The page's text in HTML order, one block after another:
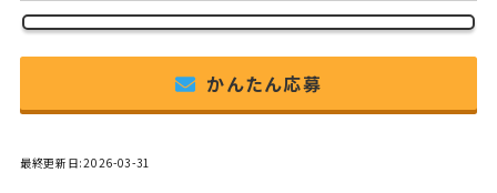
かんたん応募
最終更新日:2026-03-31